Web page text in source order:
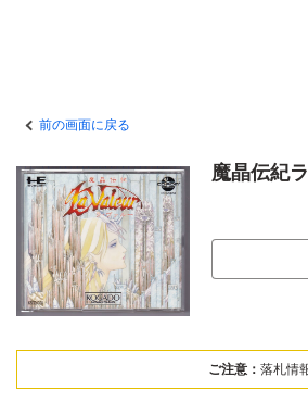
前の画面に戻る
魔晶伝紀
ご注意： 落札情